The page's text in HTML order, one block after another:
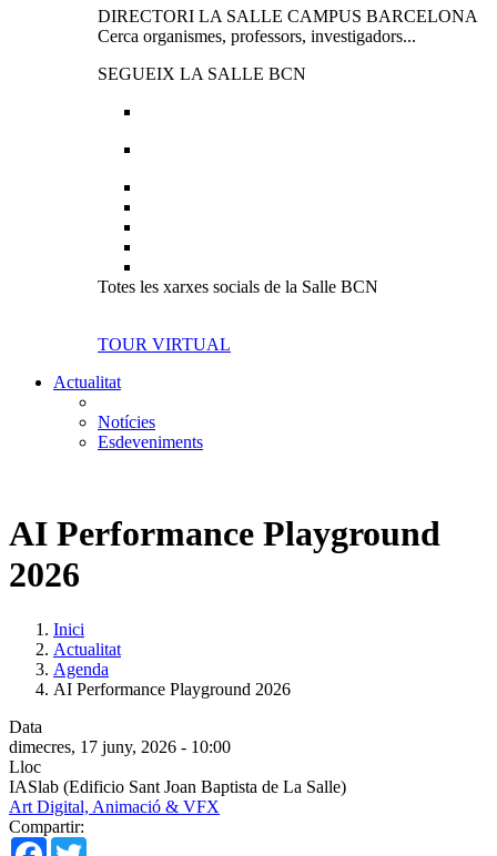
DIRECTORI LA SALLE CAMPUS BARCELONA
Cerca organismes, professors, investigadors...
SEGUEIX LA SALLE BCN
Totes les xarxes socials de la Salle BCN
TOUR VIRTUAL
Actualitat
Notícies
Esdeveniments
AI Performance Playground
2026
Inici
Actualitat
Agenda
AI Performance Playground 2026
Data
dimecres, 17 juny, 2026 - 10:00
Lloc
IASlab (Edificio Sant Joan Baptista de La Salle)
Art Digital, Animació & VFX
Compartir:
Facebook